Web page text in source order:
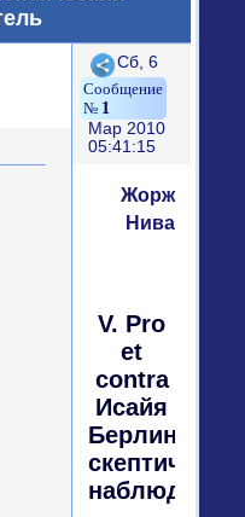
Поделиться
1
Сб, 6
Мар 2010
05:41:15
Жорж
Нива
V. Pro
et
contra
Исайя
Берлин,